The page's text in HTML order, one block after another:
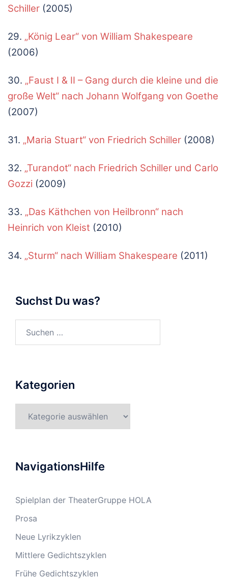
Schiller (2005)
29. „König Lear“ von William Shakespeare
(2006)
30. „Faust I & II – Gang durch die kleine und die
große Welt“ nach Johann Wolfgang von Goethe
(2007)
31. „Maria Stuart“ von Friedrich Schiller (2008)
32. „Turandot“ nach Friedrich Schiller und Carlo
Gozzi (2009)
33. „Das Käthchen von Heilbronn“ nach
Heinrich von Kleist (2010)
34. „Sturm“ nach William Shakespeare (2011)
Suchst Du was?
Kategorien
NavigationsHilfe
Spielplan der TheaterGruppe HOLA
Prosa
Neue Lyrikzyklen
Mittlere Gedichtszyklen
Frühe Gedichtszyklen